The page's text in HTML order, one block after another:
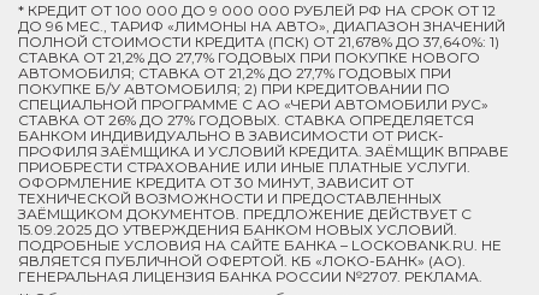
* КРЕДИТ ОТ 100 000 ДО 9 000 000 РУБЛЕЙ РФ НА СРОК ОТ 12
ДО 96 МЕС., ТАРИФ «ЛИМОНЫ НА АВТО», ДИАПАЗОН ЗНАЧЕНИЙ
ПОЛНОЙ СТОИМОСТИ КРЕДИТА (ПСК) ОТ 21,678% ДО 37,640%: 1)
СТАВКА ОТ 21,2% ДО 27,7% ГОДОВЫХ ПРИ ПОКУПКЕ НОВОГО
АВТОМОБИЛЯ; СТАВКА ОТ 21,2% ДО 27,7% ГОДОВЫХ ПРИ
ПОКУПКЕ Б/У АВТОМОБИЛЯ; 2) ПРИ КРЕДИТОВАНИИ ПО
СПЕЦИАЛЬНОЙ ПРОГРАММЕ C АО «ЧЕРИ АВТОМОБИЛИ РУС»
СТАВКА ОТ 26% ДО 27% ГОДОВЫХ. СТАВКА ОПРЕДЕЛЯЕТСЯ
БАНКОМ ИНДИВИДУАЛЬНО В ЗАВИСИМОСТИ ОТ РИСК-
ПРОФИЛЯ ЗАЁМЩИКА И УСЛОВИЙ КРЕДИТА. ЗАЁМЩИК ВПРАВЕ
ПРИОБРЕСТИ СТРАХОВАНИЕ ИЛИ ИНЫЕ ПЛАТНЫЕ УСЛУГИ.
ОФОРМЛЕНИЕ КРЕДИТА ОТ 30 МИНУТ, ЗАВИСИТ ОТ
ТЕХНИЧЕСКОЙ ВОЗМОЖНОСТИ И ПРЕДОСТАВЛЕННЫХ
ЗАЁМЩИКОМ ДОКУМЕНТОВ. ПРЕДЛОЖЕНИЕ ДЕЙСТВУЕТ С
15.09.2025 ДО УТВЕРЖДЕНИЯ БАНКОМ НОВЫХ УСЛОВИЙ.
ПОДРОБНЫЕ УСЛОВИЯ НА САЙТЕ БАНКА – LOCKOBANK.RU. НЕ
ЯВЛЯЕТСЯ ПУБЛИЧНОЙ ОФЕРТОЙ. КБ «ЛОКО-БАНК» (АО).
ГЕНЕРАЛЬНАЯ ЛИЦЕНЗИЯ БАНКА РОССИИ №2707. РЕКЛАМА.